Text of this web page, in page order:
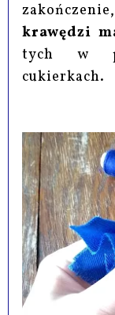
krawędzi
tych w
cukierkach.